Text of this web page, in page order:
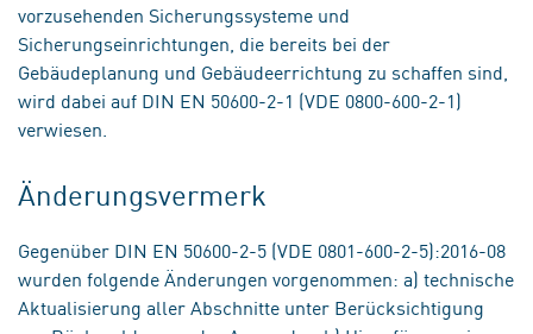
vorzusehenden Sicherungssysteme und
Sicherungseinrichtungen, die bereits bei der
Gebäudeplanung und Gebäudeerrichtung zu schaffen sind,
wird dabei auf DIN EN 50600-2-1 (VDE 0800-600-2-1)
verwiesen.
Änderungsvermerk
Gegenüber DIN EN 50600-2-5 (VDE 0801-600-2-5):2016-08
wurden folgende Änderungen vorgenommen: a) technische
Aktualisierung aller Abschnitte unter Berücksichtigung